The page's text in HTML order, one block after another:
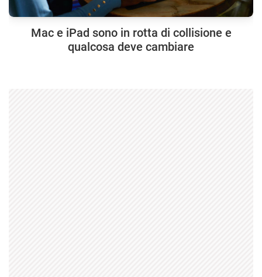
Mac e iPad sono in rotta di collisione e
qualcosa deve cambiare